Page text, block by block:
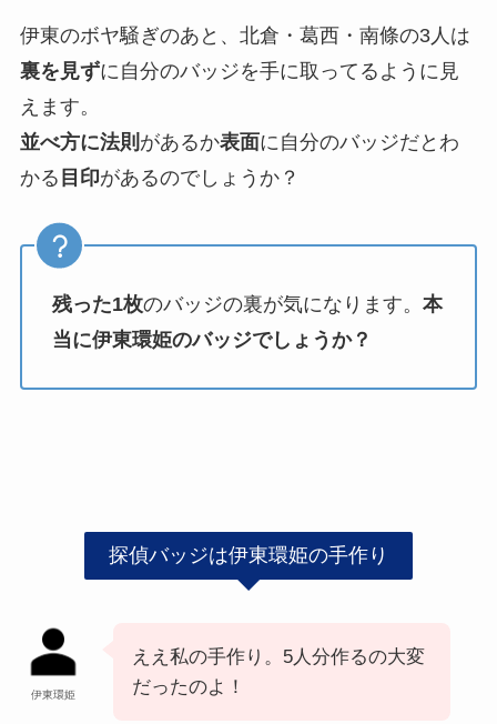
伊東のボヤ騒ぎのあと、北倉・葛西・南條の3人は
裏を見ずに自分のバッジを手に取ってるように見
えます。
並べ方に法則 があるか表面に自分のバッジだとわ
かる 目印があるのでしょうか？
残った1枚のバッジの裏が気になります。 本
当に伊東環姫のバッジでしょうか？
探偵バッジは伊東環姫の手作り
伊東環姫
ええ私の手作り。5人分作るの大変
だったのよ！